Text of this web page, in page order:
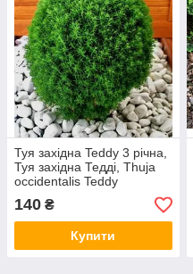
Туя західна Teddy 3 річна,
Туя західна Тедді, Thuja
occidentalis Teddy
140 ₴
Купити